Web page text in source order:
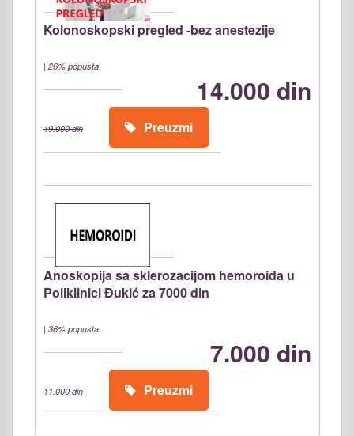
Kolonoskopski pregled -bez anestezije
| 26% popusta
14.000 din
19.000 din Preuzmi
Anoskopija sa sklerozacijom hemoroida u
Poliklinici Đukić za 7000 din
| 36% popusta
7.000 din
11.000 din Preuzmi